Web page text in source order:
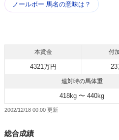
ノールボー 馬名の意味は？
本賞金 付
4321万円 23
連対時の馬体重
418kg 〜 440kg
2002/12/18 00:00
総合成績